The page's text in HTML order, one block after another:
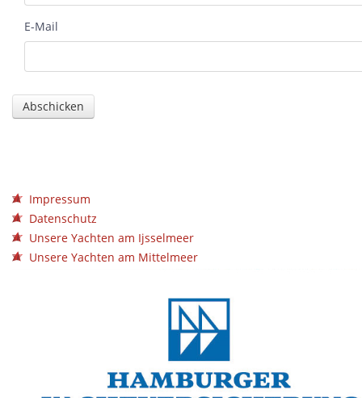
E-Mail
Impressum
Datenschutz
Unsere Yachten am Ijsselmeer
Unsere Yachten am Mittelmeer